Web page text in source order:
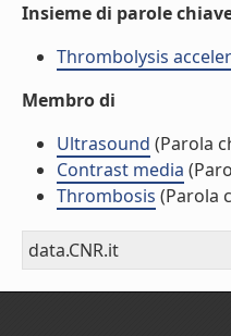
Insieme di parole
Thrombolysis
Membro di
Ultrasound (Parola
Contrast media
Thrombosis (Parola
data.CNR.it